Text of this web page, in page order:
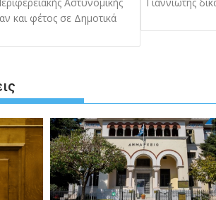
και φέτος σε Δημοτικά